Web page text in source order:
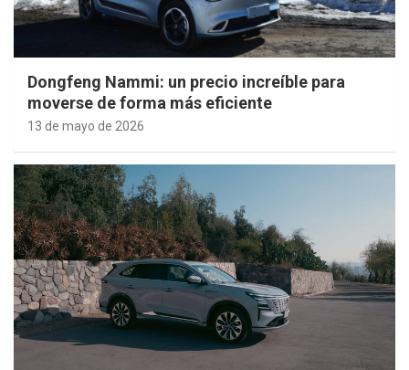
Dongfeng Nammi: un precio increíble para
moverse de forma más eficiente
13 de mayo de 2026